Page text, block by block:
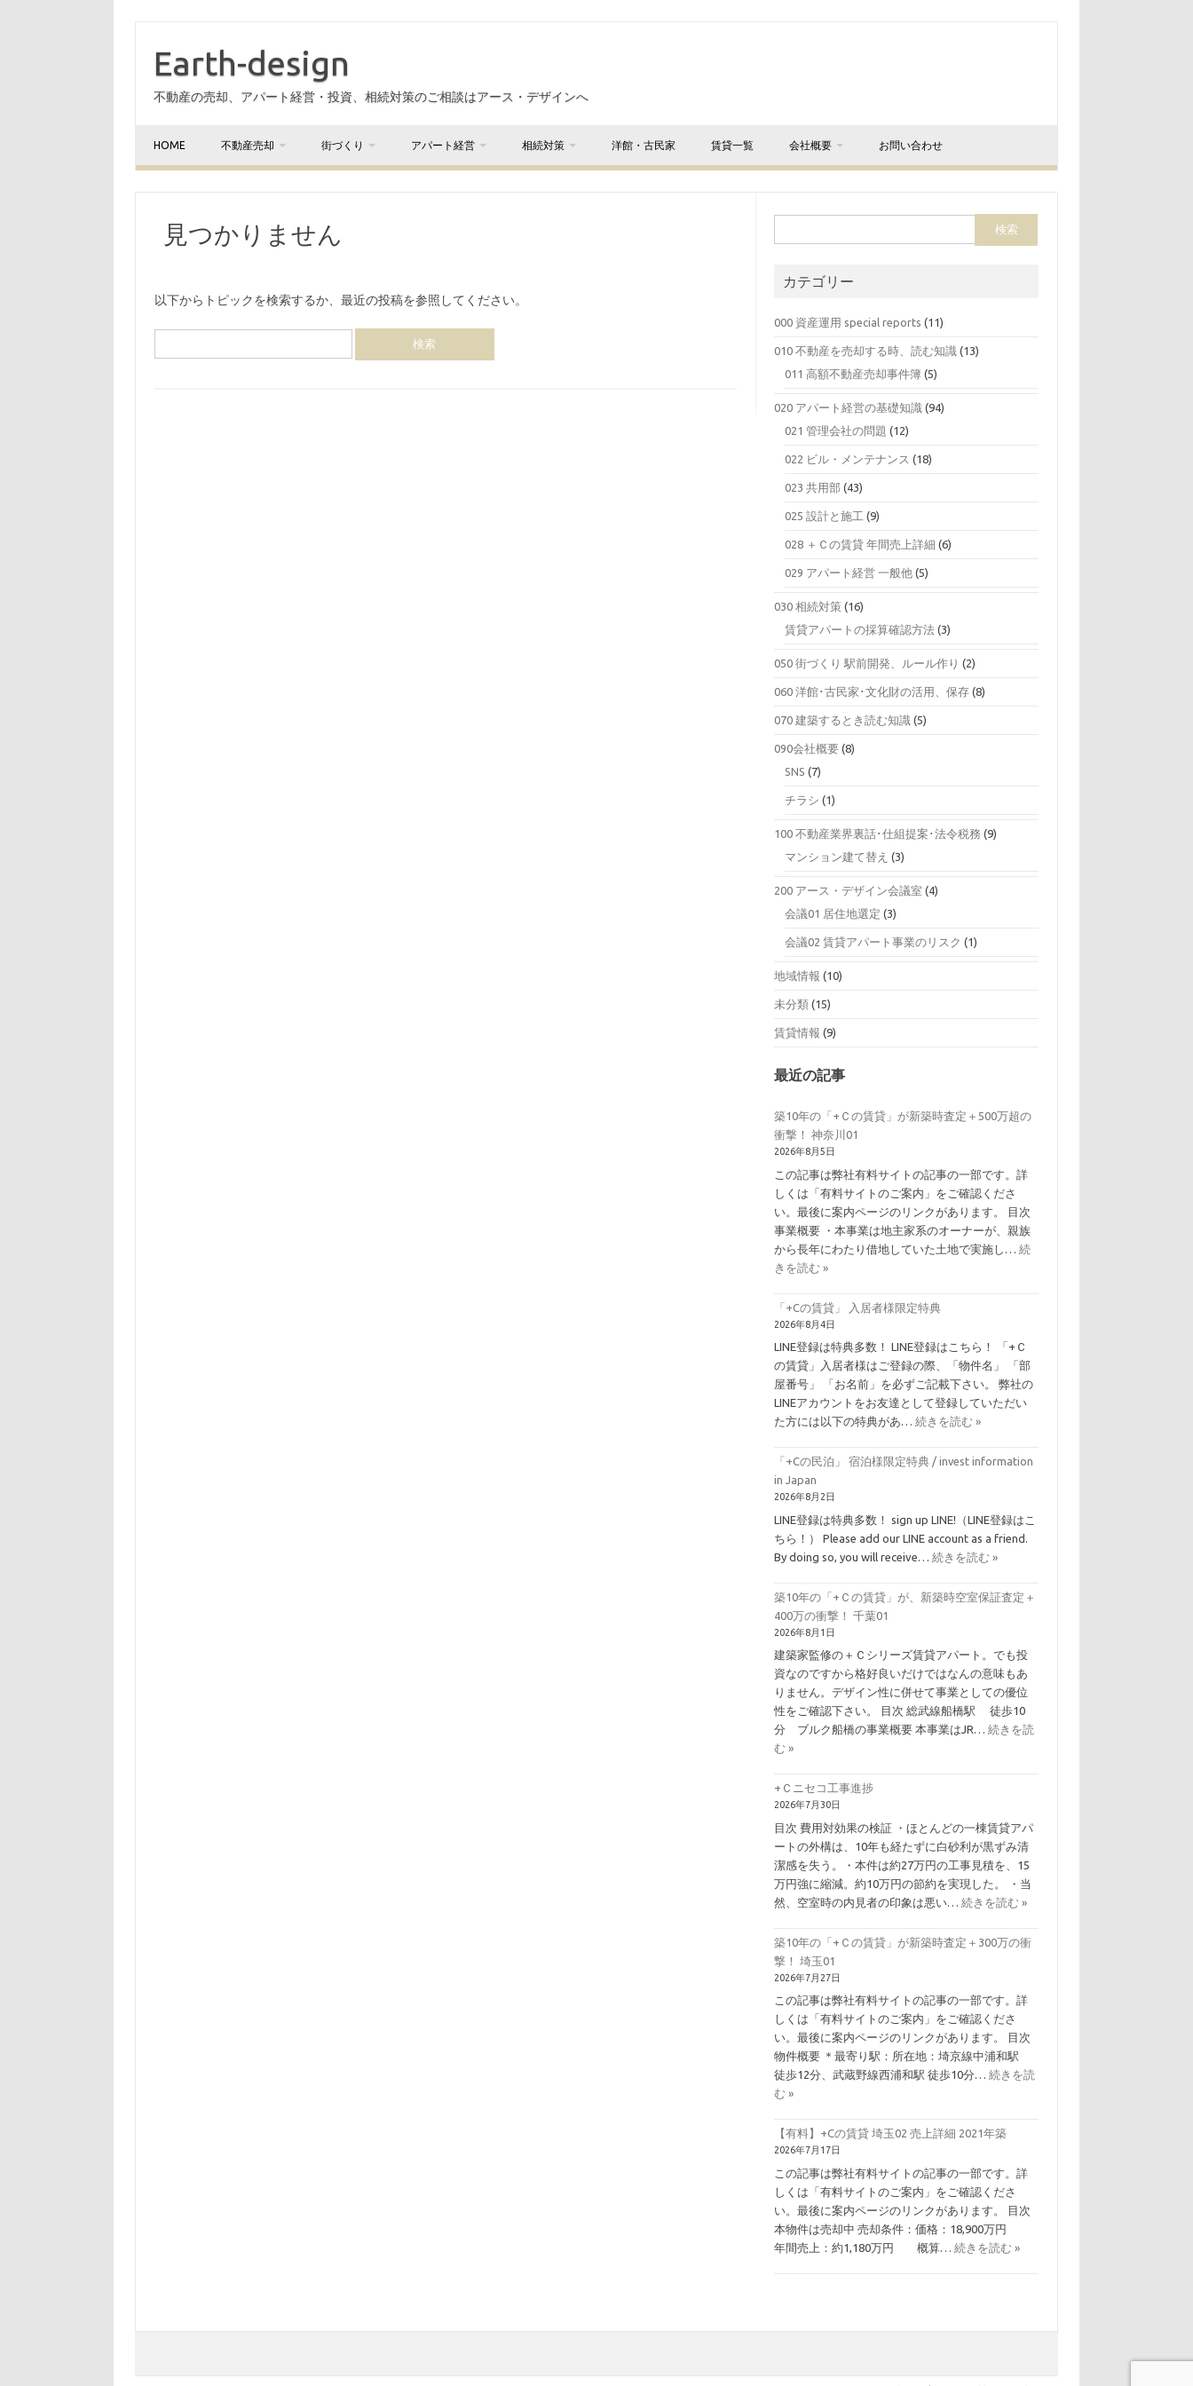
Earth-design
不動産の売却、アパート経営・投資、相続対策のご相談はアース・デザインへ
HOME 不動産売却 街づくり アパート経営 相続対策 洋館・古民家 賃貸一覧 会社概要 お問い合わせ
見つかりません
以下からトピックを検索するか、最近の投稿を参照してください。
カテゴリー
000 資産運用 special reports (11)
010 不動産を売却する時、読む知識 (13)
011 高額不動産売却事件簿 (5)
020 アパート経営の基礎知識 (94)
021 管理会社の問題 (12)
022 ビル・メンテナンス (18)
023 共用部 (43)
025 設計と施工 (9)
028 ＋Ｃの賃貸 年間売上詳細 (6)
029 アパート経営 一般他 (5)
030 相続対策 (16)
賃貸アパートの採算確認方法 (3)
050 街づくり 駅前開発、ルール作り (2)
060 洋館･古民家･文化財の活用、保存 (8)
070 建築するとき読む知識 (5)
090会社概要 (8)
SNS (7)
チラシ (1)
100 不動産業界裏話･仕組提案･法令税務 (9)
マンション建て替え (3)
200 アース・デザイン会議室 (4)
会議01 居住地選定 (3)
会議02 賃貸アパート事業のリスク (1)
地域情報 (10)
未分類 (15)
賃貸情報 (9)
最近の記事
築10年の「+Ｃの賃貸」が新築時査定＋500万超の
衝撃！ 神奈川01
2026年8月5日
この記事は弊社有料サイトの記事の一部です。詳
しくは「有料サイトのご案内」をご確認くださ
い。最後に案内ページのリンクがあります。 目次
事業概要 ・本事業は地主家系のオーナーが、親族
から長年にわたり借地していた土地で実施し…続
きを読む »
「+Cの賃貸」 入居者様限定特典
2026年8月4日
LINE登録は特典多数！ LINE登録はこちら！ 「+Ｃ
の賃貸」入居者様はご登録の際、「物件名」 「部
屋番号」 「お名前」を必ずご記載下さい。 弊社の
LINEアカウントをお友達として登録していただい
た方には以下の特典があ…続きを読む »
「+Cの民泊」 宿泊様限定特典 / invest information
in Japan
2026年8月2日
LINE登録は特典多数！ sign up LINE!（LINE登録はこ
ちら！） Please add our LINE account as a friend.
By doing so, you will receive…続きを読む »
築10年の「+Ｃの賃貸」が、新築時空室保証査定＋
400万の衝撃！ 千葉01
2026年8月1日
建築家監修の＋Ｃシリーズ賃貸アパート。でも投
資なのですから格好良いだけではなんの意味もあ
りません。デザイン性に併せて事業としての優位
性をご確認下さい。 目次 総武線船橋駅 徒歩10
分 ブルク船橋の事業概要 本事業はJR…続きを読
む »
+Ｃニセコ工事進捗
2026年7月30日
目次 費用対効果の検証 ・ほとんどの一棟賃貸アパ
ートの外構は、10年も経たずに白砂利が黒ずみ清
潔感を失う。・本件は約27万円の工事見積を、15
万円強に縮減。約10万円の節約を実現した。 ・当
然、空室時の内見者の印象は悪い…続きを読む »
築10年の「+Ｃの賃貸」が新築時査定＋300万の衝
撃！ 埼玉01
2026年7月27日
この記事は弊社有料サイトの記事の一部です。詳
しくは「有料サイトのご案内」をご確認くださ
い。最後に案内ページのリンクがあります。 目次
物件概要 ＊最寄り駅：所在地：埼京線中浦和駅
徒歩12分、武蔵野線西浦和駅 徒歩10分…続きを読
む »
【有料】+Cの賃貸 埼玉02 売上詳細 2021年築
2026年7月17日
この記事は弊社有料サイトの記事の一部です。詳
しくは「有料サイトのご案内」をご確認くださ
い。最後に案内ページのリンクがあります。 目次
本物件は売却中 売却条件：価格：18,900万円
年間売上：約1,180万円 概算…続きを読む »